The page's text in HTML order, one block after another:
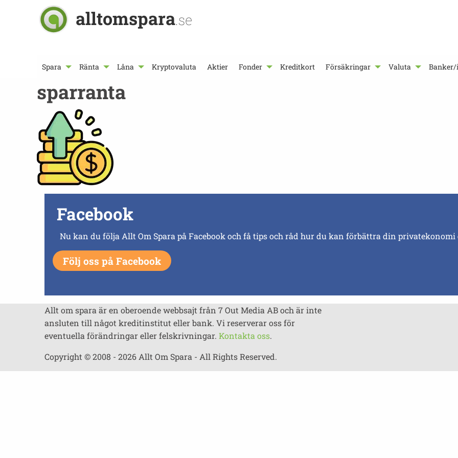
alltomspara.se
Spara Ränta Låna Kryptovaluta Aktier Fonder Kreditkort Försäkringar Valuta
sparranta
Facebook
Nu kan du följa Allt Om Spara på Facebook och få tips och råd hur du kan förbättra din
Följ oss på Facebook
Allt om spara är en oberoende webbsajt från 7 Out Media AB och är inte
ansluten till något kreditinstitut eller bank. Vi reserverar oss för
eventuella förändringar eller felskrivningar. Kontakta oss.
Copyright © 2008 - 2026 Allt Om Spara - All Rights Reserved.